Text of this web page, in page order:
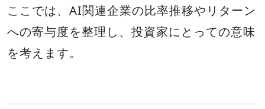
ここでは、AI関連企業の比率推移やリターン
への寄与度を整理し、投資家にとっての意味
を考えます。